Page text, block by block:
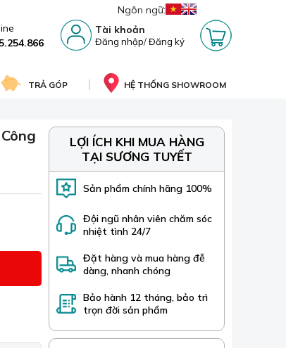
Ngôn ngữ:
Tài khoản
Đăng nhập/Đăng ký
TRẢ GÓP HỆ THỐNG SHOWROOM
LỢI ÍCH KHI MUA HÀNG
TẠI SƯƠNG TUYẾT
Sản phẩm chính hãng 100%
Đội ngũ nhân viên chăm sóc
nhiệt tình 24/7
Đặt hàng và mua hàng đễ
dàng, nhanh chóng
Bảo hành 12 tháng, bảo trì
trọn đời sản phẩm